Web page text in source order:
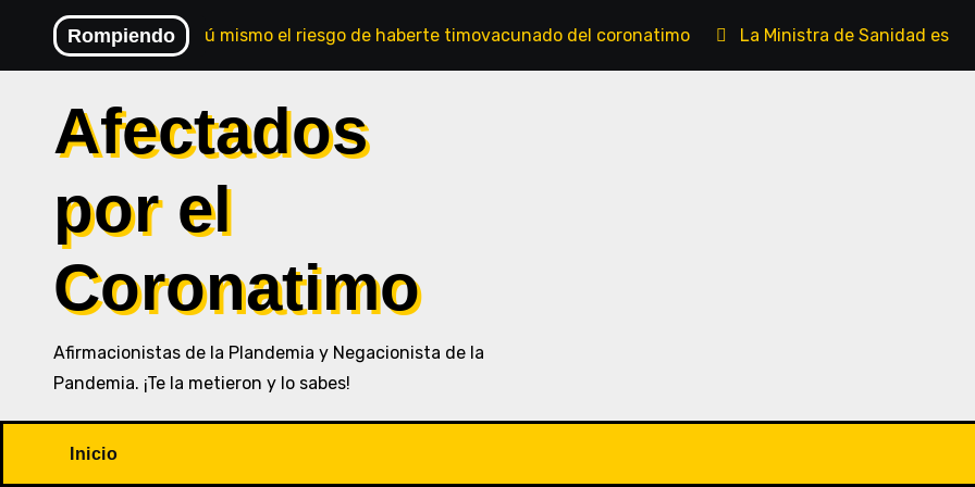
contenido
Rompiendo
Comprueba tú mismo el riesgo de haberte timovacunado del coronatimo La Ministra de Sanidad es
Afectados
por el
Coronatimo
Afirmacionistas de la Plandemia y Negacionista de la
Pandemia. ¡Te la metieron y lo sabes!
Inicio